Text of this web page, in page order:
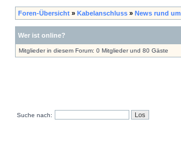
Foren-Übersicht » Kabelanschluss » News rund
Wer ist online?
Mitglieder in diesem Forum: 0 Mitglieder und 80 Gäste
Suche nach: